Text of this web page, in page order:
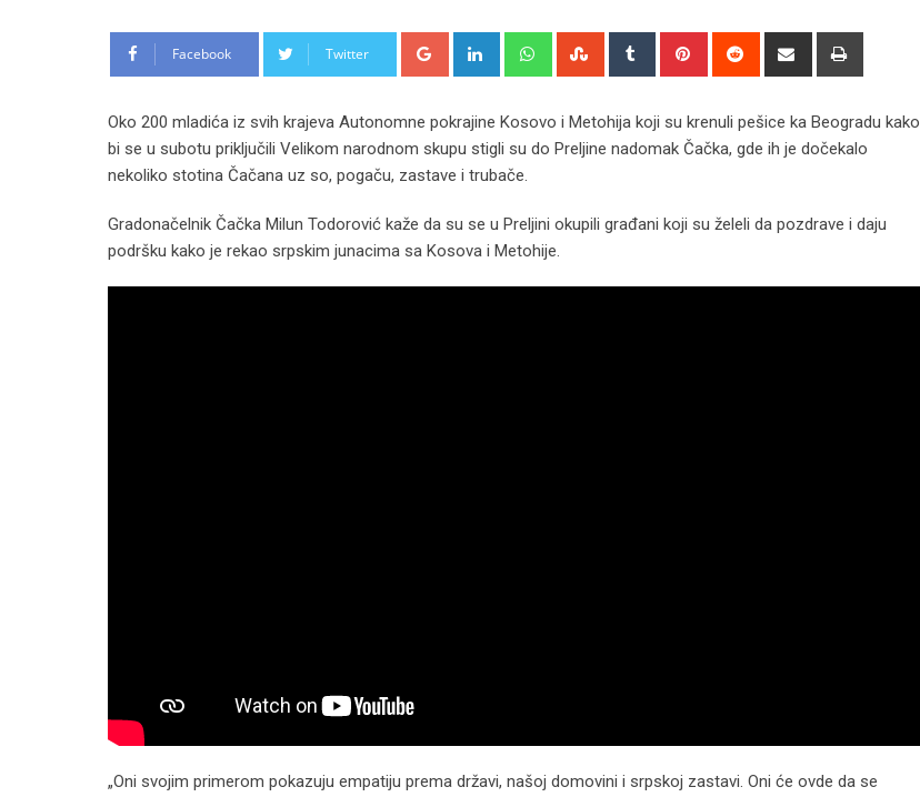
Facebook Twitter Google+ LinkedIn WhatsappStumbleUpon
Tumblr Pinterest Reddit
Share
Oko 200 mladića iz svih krajeva Autonomne pokrajine Kosovo i Metohija koji su krenuli pešice ka Beogradu kako
bi se u subotu priključili Velikom narodnom skupu stigli su do Preljine nadomak Čačka, gde ih je dočekalo
nekoliko stotina Čačana uz so, pogaču, zastave i trubače.
Gradonačelnik Čačka Milun Todorović kaže da su se u Preljini okupili građani koji su želeli da pozdrave i daju
podršku kako je rekao srpskim junacima sa Kosova i Metohije.
„Oni svojim primerom pokazuju empatiju prema državi, našoj domovini i srpskoj zastavi. Oni će ovde da se